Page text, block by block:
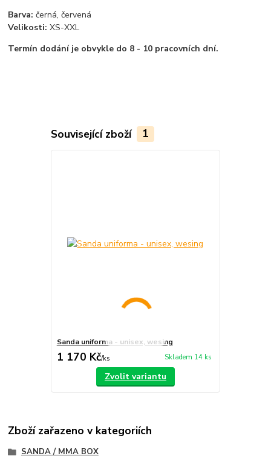
Barva: černá, červená
Velikosti: XS-XXL
Termín dodání je obvykle do 8 - 10 pracovních dní.
Související zboží 1
Sanda uniforma - unisex, wesing
1 170 Kč/ks Skladem 14 ks
Zvolit variantu
Zboží zařazeno v kategoriích
SANDA / MMA BOX